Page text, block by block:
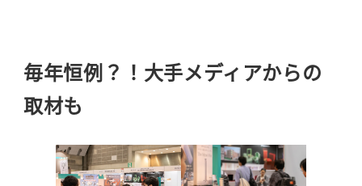
毎年恒例？！大手メディアからの
取材も